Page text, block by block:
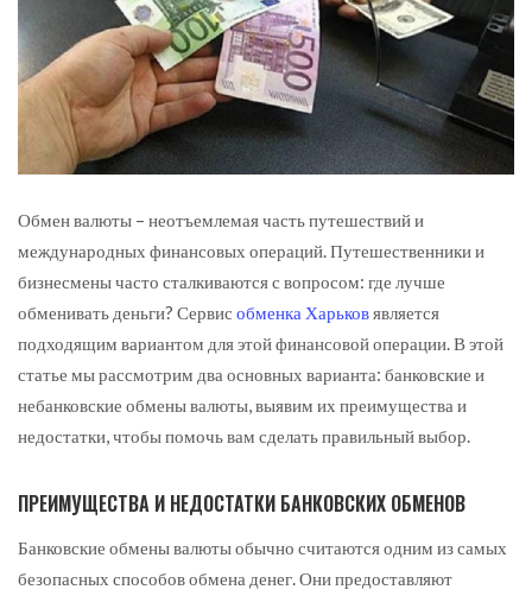
Обмен валюты – неотъемлемая часть путешествий и
международных финансовых операций. Путешественники и
бизнесмены часто сталкиваются с вопросом: где лучше
обменивать деньги? Сервис обменка Харьковявляется
подходящим вариантом для этой финансовой операции. В этой
статье мы рассмотрим два основных варианта: банковские и
небанковские обмены валюты, выявим их преимущества и
недостатки, чтобы помочь вам сделать правильный выбор.
ПРЕИМУЩЕСТВА И НЕДОСТАТКИ БАНКОВСКИХ ОБМЕНОВ
Банковские обмены валюты обычно считаются одним из самых
безопасных способов обмена денег. Они предоставляют